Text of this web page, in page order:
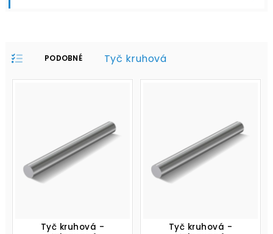
PODOBNÉ
PROFILE:
Tyč kruhová
Tyč kruhová -
Tyč kruhová -